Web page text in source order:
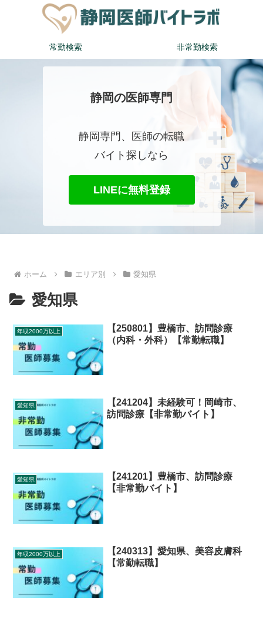
常勤検索 非常勤検索
静岡の医師専門
静岡専門、医師の転職
バイト探しなら
LINEに無料登録
ホーム エリア別 愛知県
愛知県
年収2000万以上
【250801】豊橋市、訪問診療
（内科・外科）【常勤転職】
愛知県
【241204】未経験可！岡崎市、
訪問診療【非常勤バイト】
愛知県
【241201】豊橋市、訪問診療
【非常勤バイト】
年収2000万以上
【240313】愛知県、美容皮膚科
【常勤転職】